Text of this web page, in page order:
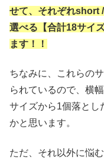
せて、それぞれshort
選べる【合計18サイ
ます！！
ちなみに、これらの
られているので、横
サイズから1個落とし
かと思います。
ただ、それ以外に悩